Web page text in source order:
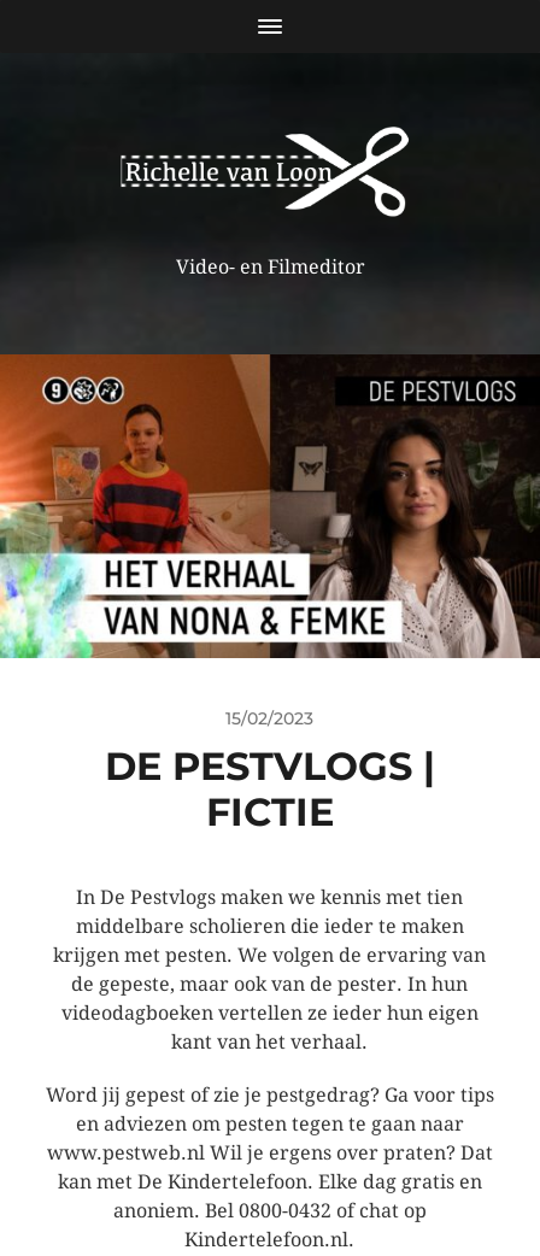
Video- en Filmeditor
15/02/2023
DE PESTVLOGS |
FICTIE
In De Pestvlogs maken we kennis met tien
middelbare scholieren die ieder te maken
krijgen met pesten. We volgen de ervaring van
de gepeste, maar ook van de pester. In hun
videodagboeken vertellen ze ieder hun eigen
kant van het verhaal.
Word jij gepest of zie je pestgedrag? Ga voor tips
en adviezen om pesten tegen te gaan naar
www.pestweb.nl Wil je ergens over praten? Dat
kan met De Kindertelefoon. Elke dag gratis en
anoniem. Bel 0800-0432 of chat op
Kindertelefoon.nl.